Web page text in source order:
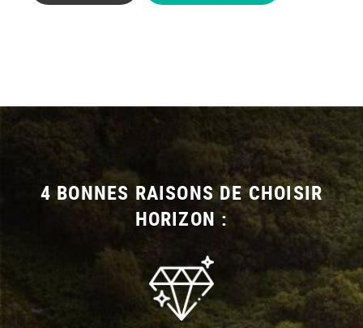
4 BONNES RAISONS DE CHOISIR
HORIZON :